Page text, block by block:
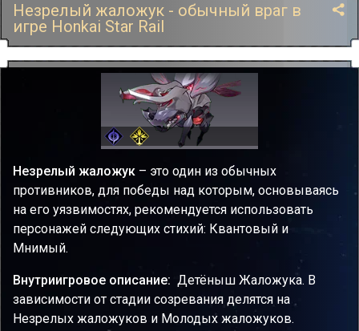
Незрелый жаложук - обычный враг в
игре Honkai Star Rail
Незрелый жаложук – это один из обычных
противников, для победы над которым, основываясь
на его уязвимостях, рекомендуется использовать
персонажей следующих стихий: Квантовый и
Мнимый.
Внутриигровое описание: Детёныш Жаложука. В
зависимости от стадии созревания делятся на
Незрелых жаложуков и Молодых жаложуков.